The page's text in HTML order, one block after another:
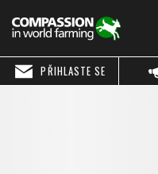
PŘIHLASTE SE